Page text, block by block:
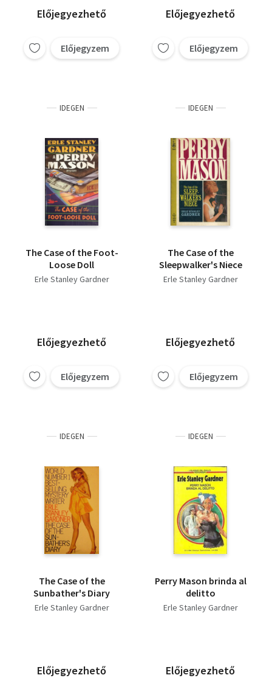
Előjegyezhető
Előjegyzem
Előjegyezhető
Előjegyzem
IDEGEN
The Case of the Foot-
Loose Doll
Erle Stanley Gardner
Előjegyezhető
Előjegyzem
IDEGEN
The Case of the
Sleepwalker's Niece
Erle Stanley Gardner
Előjegyezhető
Előjegyzem
IDEGEN
The Case of the
Sunbather's Diary
Erle Stanley Gardner
Előjegyezhető
IDEGEN
Perry Mason brinda al
delitto
Erle Stanley Gardner
Előjegyezhető